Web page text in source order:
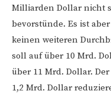
Milliarden Dollar nicht
bevorstünde. Es ist
keinen weiteren
soll auf über 10 Mrd.
über 11 Mrd. Dollar.
1,2 Mrd. Dollar